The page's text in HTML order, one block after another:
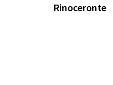
Rinoceronte